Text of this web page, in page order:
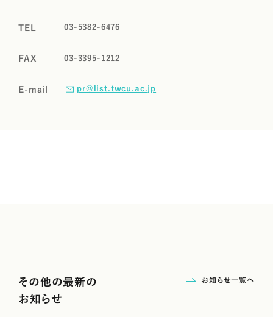
TEL 03-5382-6476
FAX 03-3395-1212
E-mail pr@list.twcu.ac.jp
その他の最新の
お知らせ
お知らせ一覧へ